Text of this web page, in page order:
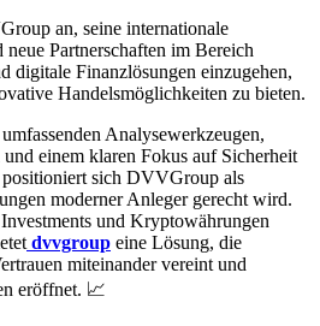
an, seine internationale
Partnerschaften im Bereich
digitale Finanzlösungen einzugehen,
Handelsmöglichkeiten zu bieten.
Analysewerkzeugen,
einem klaren Fokus auf Sicherheit
sich DVVGroup als
moderner Anleger gerecht wird.
und Kryptowährungen
dvvgroup eine Lösung, die
miteinander vereint und
eröffnet. 📈